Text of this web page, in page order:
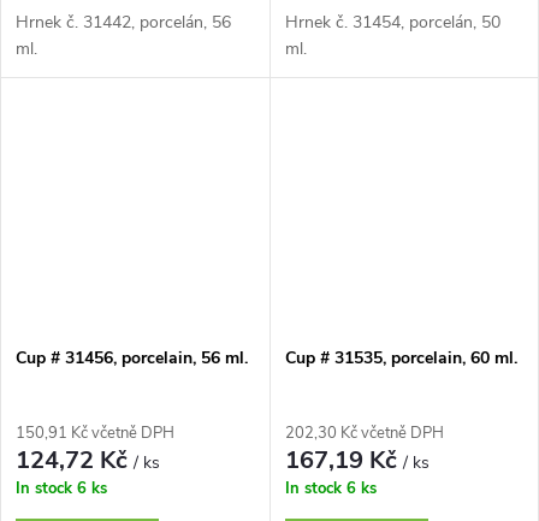
Hrnek č. 31442, porcelán, 56
ml.
Hrnek č. 31454, porcelán, 50
ml.
Cup # 31456, porcelain, 56 ml.
150,91 Kč včetně DPH
124,72 Kč/ ks
In stock 6 ks
Cup # 31535, porcelain, 60 ml.
202,30 Kč včetně DPH
167,19 Kč/ ks
In stock 6 ks